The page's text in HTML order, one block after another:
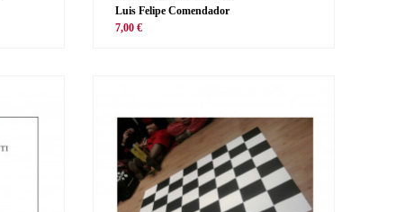
Luis Felipe Comendador
7,00 €